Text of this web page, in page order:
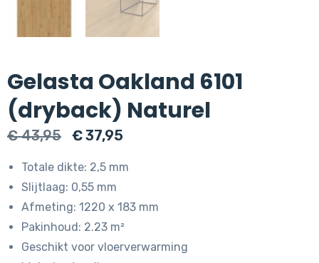
Gelasta Oakland 6101
(dryback) Naturel
€43,95
Oorspronkelijke
€ 43,95.
€37,95
€ 37,95.
Totale dikte: 2,5 mm
Slijtlaag: 0,55 mm
Afmeting: 1220 x 183 mm
Pakinhoud: 2.23 m²
Geschikt voor vloerverwarming